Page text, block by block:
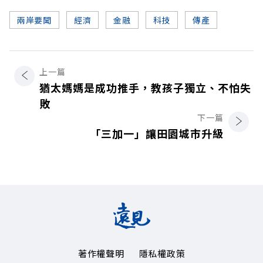
兩岸要聞 經濟 金融 科技 傳產
上一篇
猶太媽媽是成功推手，教孩子獨立、不怕失
敗
下一篇
「三加一」讓田園城市升級
著作權聲明 隱私權政策